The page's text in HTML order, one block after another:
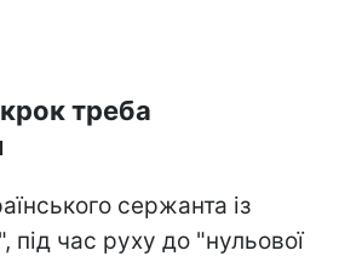
треба
сержанта із
під час руху до "нульової